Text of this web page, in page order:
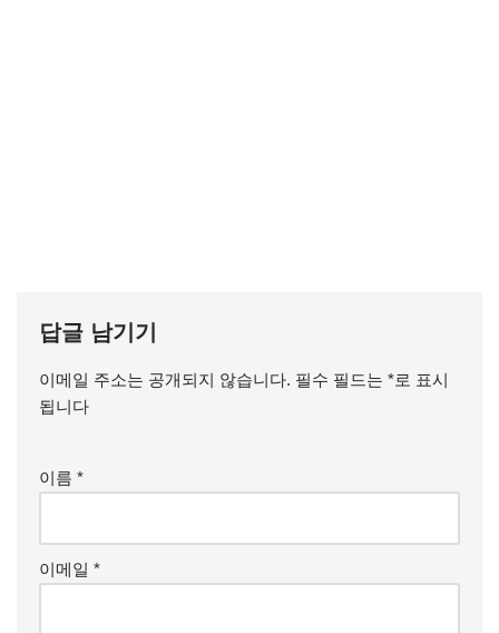
답글 남기기
이메일 주소는 공개되지 않습니다. 필수 필드는 *로 표시
됩니다
이름 *
이메일 *